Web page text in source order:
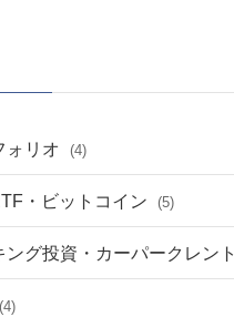
ォリオ (4)
・ビットコイン (5)
ング投資・カーパークレント
(4)